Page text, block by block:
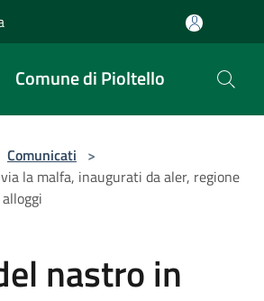
Comune di Pioltello
Comunicati >
la malfa, inaugurati da aler, regione
nastro in